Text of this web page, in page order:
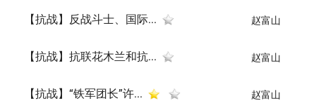
【抗战】反战斗士、国际... 赵富山
【抗战】抗联花木兰和抗... 赵富山
【抗战】“铁军团长”许... 赵富山